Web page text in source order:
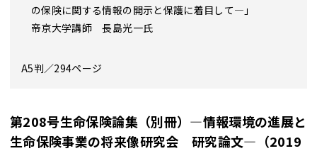
の保険に関する情報の開示と保護に着目して―」
帝京大学講師 長島光一氏
A5判／294ページ
第208号生命保険論集（別冊）―情報環境の進展と
生命保険事業の将来像研究会 研究論文―（2019